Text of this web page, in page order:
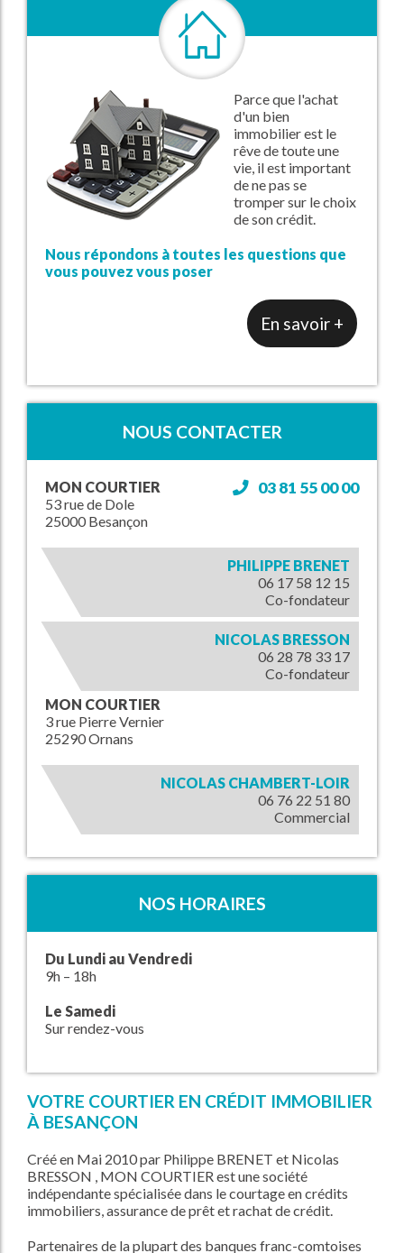
Parce que l'achat
d'un bien
immobilier est le
rêve de toute une
vie, il est important
de ne pas se
tromper sur le choix
de son crédit.
Nous répondons à toutes les questions que
vous pouvez vous poser
En savoir +
NOUS CONTACTER
MON COURTIER
53 rue de Dole
25000 Besançon
03 81 55 00 00
PHILIPPE BRENET
06 17 58 12 15
Co-fondateur
NICOLAS BRESSON
06 28 78 33 17
Co-fondateur
MON COURTIER
3 rue Pierre Vernier
25290 Ornans
NICOLAS CHAMBERT-LOIR
06 76 22 51 80
Commercial
NOS HORAIRES
Du Lundi au Vendredi
9h – 18h
Le Samedi
Sur rendez-vous
VOTRE COURTIER EN CRÉDIT IMMOBILIER
À BESANÇON
Créé en Mai 2010 par Philippe BRENET et Nicolas
BRESSON , MON COURTIER est une société
indépendante spécialisée dans le courtage en crédits
immobiliers, assurance de prêt et rachat de crédit.
Partenaires de la plupart des banques franc-comtoises